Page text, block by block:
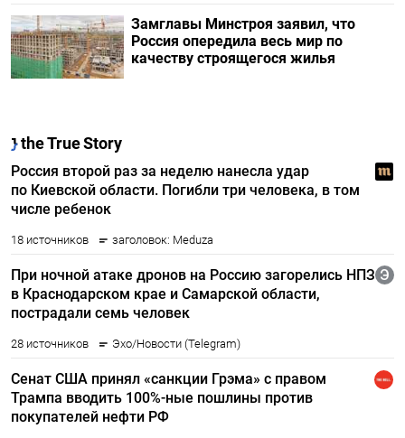
Замглавы Минстроя заявил, что
Россия опередила весь мир по
качеству строящегося жилья